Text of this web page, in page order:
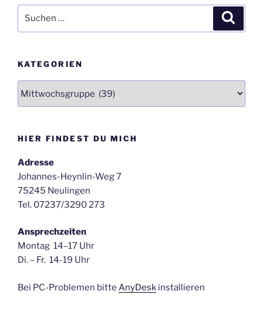
nach:
KATEGORIEN
HIER FINDEST DU MICH
Adresse
Johannes-Heynlin-Weg 7
75245 Neulingen
Tel. 07237/3290 273
Ansprechzeiten
Montag 14–17 Uhr
Di. – Fr. 14-19 Uhr
Bei PC-Problemen bitte AnyDesk installieren